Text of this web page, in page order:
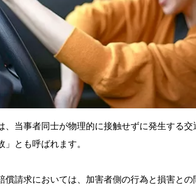
、当事者同士が物理的に接触せずに発生する
とも呼ばれます。
償請求においては、加害者側の行為と損害との